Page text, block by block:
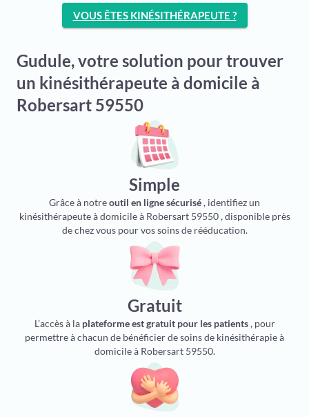
VOUS ÊTES KINÉSITHÉRAPEUTE ?
Gudule, votre solution pour trouver
un kinésithérapeute à domicile à
Robersart 59550
Simple
Grâce à notreoutil en ligne sécurisé, identifiez un
kinésithérapeute à domicile à Robersart 59550 , disponible près
de chez vous pour vos soins de rééducation.
Gratuit
L’accès à la plateforme est gratuit pour les patients, pour
permettre à chacun de bénéficier de soins de kinésithérapie à
domicile à Robersart 59550.